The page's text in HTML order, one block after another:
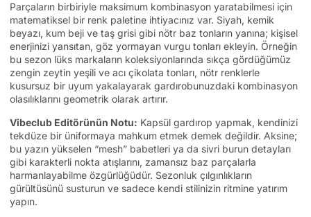
Parçaların birbiriyle maksimum kombinasyon yaratabilmesi için
matematiksel bir renk paletine ihtiyacınız var. Siyah, kemik
beyazı, kum beji ve taş grisi gibi nötr baz tonların yanına; kişisel
enerjinizi yansıtan, göz yormayan vurgu tonları ekleyin. Örneğin
bu sezon lüks markaların koleksiyonlarında sıkça gördüğümüz
zengin zeytin yeşili ve acı çikolata tonları, nötr renklerle
kusursuz bir uyum yakalayarak gardırobunuzdaki kombinasyon
olasılıklarını geometrik olarak artırır.
Vibeclub Editörünün Notu: Kapsül gardırop yapmak, kendinizi
tekdüze bir üniformaya mahkum etmek demek değildir. Aksine;
bu yazın yükselen “mesh” babetleri ya da sivri burun detayları
gibi karakterli nokta atışlarını, zamansız baz parçalarla
harmanlayabilme özgürlüğüdür. Sezonluk çılgınlıkların
gürültüsünü susturun ve sadece kendi stilinizin ritmine yatırım
yapın.